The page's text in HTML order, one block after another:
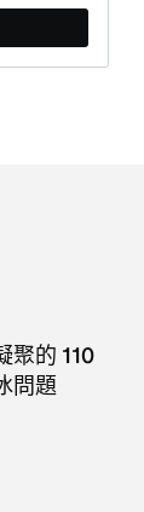
聚的 110
問題